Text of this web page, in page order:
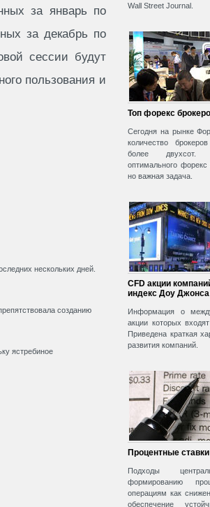
за январь по
за декабрь по
сессии будут
пользования и
нескольких дней.
созданию
ястребиное
Wall Street Journal.
Топ форекс
Сегодня на рынке
количество
более двухсот.
оптимального форекс
но важная задача.
CFD акции
индекс Доу Джонса
Информация о
акции которых
Приведена краткая
развития компаний.
Процентные ставки
Подходы
формированию
операциям как
обеспечение